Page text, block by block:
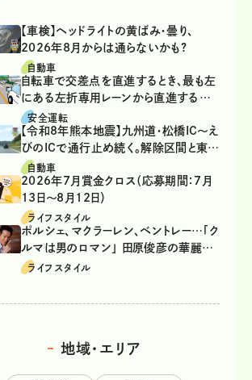
【車検】ヘッドライトの黄ばみ・曇り、
2026年8月からは通らないかも?
自動車
自転車で交差点を直進するとき、最も左
にある左折専用レーンから直進するの
は、違反？
安全運転
【令和8年熊本地震】九州道・松橋IC～え
びのICで通行止め続く。解除区間と東九
州道の迂回ルート
自動車
2026年7月賞金クロス（応募期間：7月
13日～8月12日）
ライフスタイル
ポルシェ、マクラーレン、ベントレー…「ク
ルマは男のロマン」 田原俊彦の華麗な
る愛車遍歴
ライフスタイル
地域・エリア